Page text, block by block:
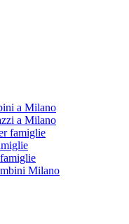
a Milano
a Milano
famiglie
Milano